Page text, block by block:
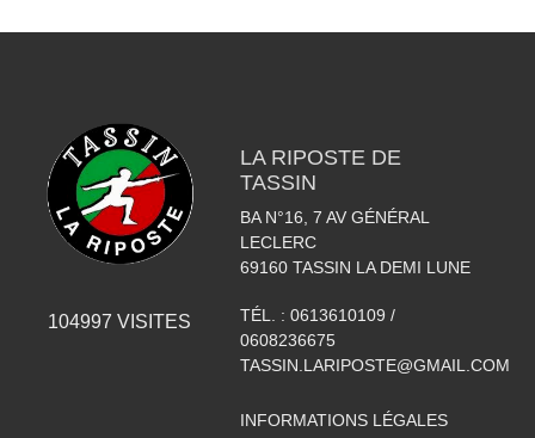
104997 VISITES
LA RIPOSTE DE
TASSIN
BA N°16, 7 AV GÉNÉRAL
LECLERC
69160 TASSIN LA DEMI LUNE
TÉL. : 0613610109 /
0608236675
TASSIN.LARIPOSTE@GMAIL.COM
INFORMATIONS LÉGALES